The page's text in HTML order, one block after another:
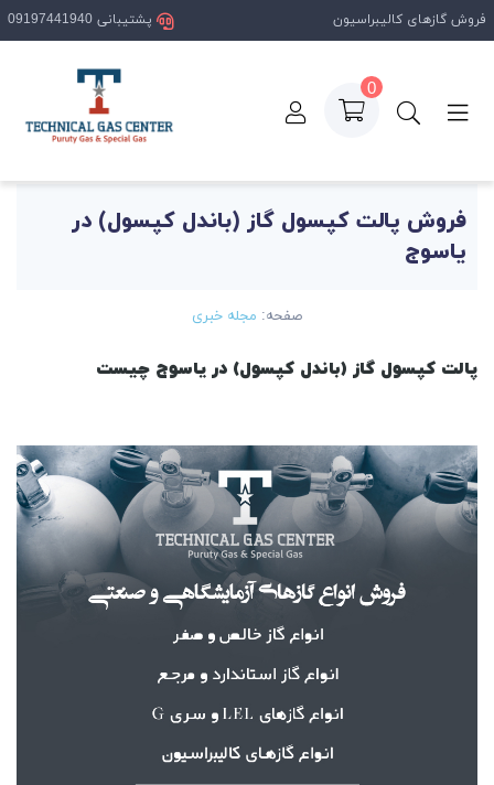
فروش پالت کپسول گاز (باندل کپسول) در
یاسوج
صفحه: مجله خبری
پالت کپسول گاز (باندل کپسول) در یاسوج چیست
فروش گازهای کالیبراسیون پشتیبانی 09197441940
0